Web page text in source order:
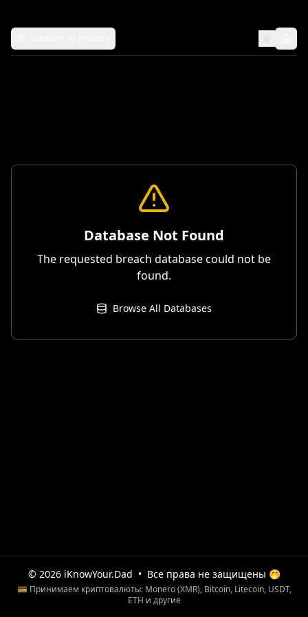
Database Not Found
The requested breach database could not be
found.
Browse All Databases
© 2026 iKnowYour.Dad • Все права не защищены 🤭
💳 Принимаем криптовалюты: Monero (XMR), Bitcoin, Litecoin, USDT,
ETH и другие